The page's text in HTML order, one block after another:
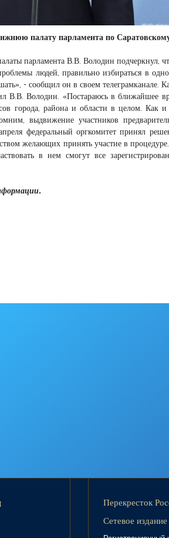
палату парламента по
парламента В.В. Володин подчеркнул,
людей, правильно избираться в
- сообщил он в своем телеграмканале.
В.В. Володин. «Постараюсь в ближайшее
города, района и области в целом. Как
выдвижение участников
федеральный оргкомитет принял
желающих принять участие в
в нем смогут все
Перекресток
Сетевое издание